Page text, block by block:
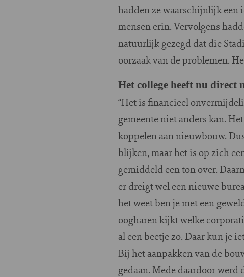
hadden ze waarschijnlijk een
mensen erin. Vervolgens
natuurlijk gezegd dat die
oorzaak van de problemen.
Het college heeft nu direct
“Het is financieel
gemeente niet anders kan.
koppelen aan nieuwbouw.
blijken, maar het is op zich
gemiddeld een ton over.
er dreigt wel een nieuwe
het weet ben je met een
oogharen kijkt welke
al een beetje zo. Daar kun je
Bij het aanpakken van de
gedaan. Mede daardoor